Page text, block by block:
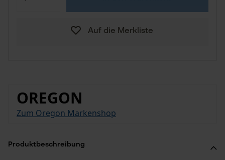
Auf die Merkliste
OREGON
Zum Oregon Markenshop
Produktbeschreibung